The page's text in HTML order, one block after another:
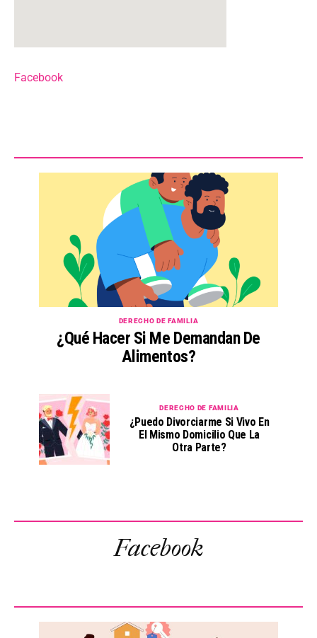
Facebook
DERECHO DE FAMILIA
¿Qué Hacer Si Me Demandan De
Alimentos?
DERECHO DE FAMILIA
¿Puedo Divorciarme Si Vivo En
El Mismo Domicilio Que La
Otra Parte?
Facebook